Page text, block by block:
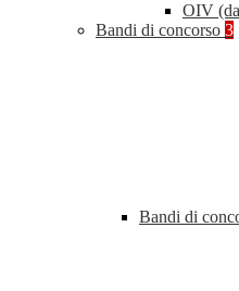
OIV
Bandi di concorso 3
Bandi di